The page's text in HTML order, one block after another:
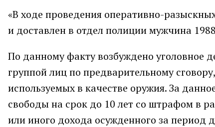
«В ходе проведения оперативно-
и доставлен в отдел полиции мужчина
По данному факту возбуждено уголовное
группой лиц по предварительному
используемых в качестве оружия. За
свободы на срок до 10 лет со штрафом в
или иного дохода осужденного за период